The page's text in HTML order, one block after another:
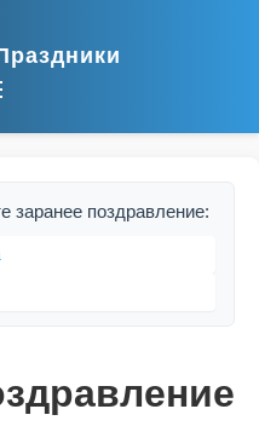
заранее поздравление: